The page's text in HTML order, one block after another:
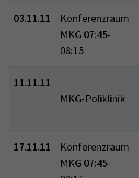
03.11.11
Konferenzraum
MKG 07:45-
08:15
11.11.11
MKG-Poliklinik
17.11.11
Konferenzraum
MKG 07:45-